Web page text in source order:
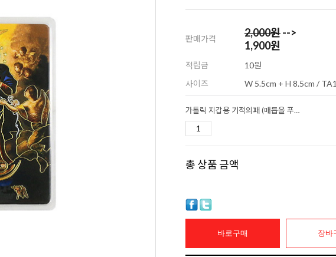
판매가격 2,000원-->
1,900원
적립금
10원
사이즈
W 5.5cm + H 8.5cm /
가톨릭 지갑용 기적의패 (매듭을 푸시는 성모님)2
총 상품 금액
바로구매 장바